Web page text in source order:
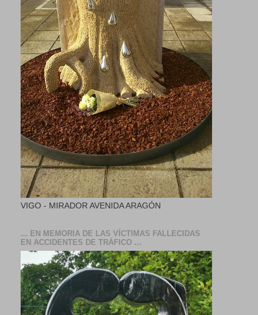
VIGO - MIRADOR AVENIDA ARAGÓN
... EN MEMORIA DE LAS VÍCTIMAS FALLECIDAS
EN ACCIDENTES DE TRÁFICO ...